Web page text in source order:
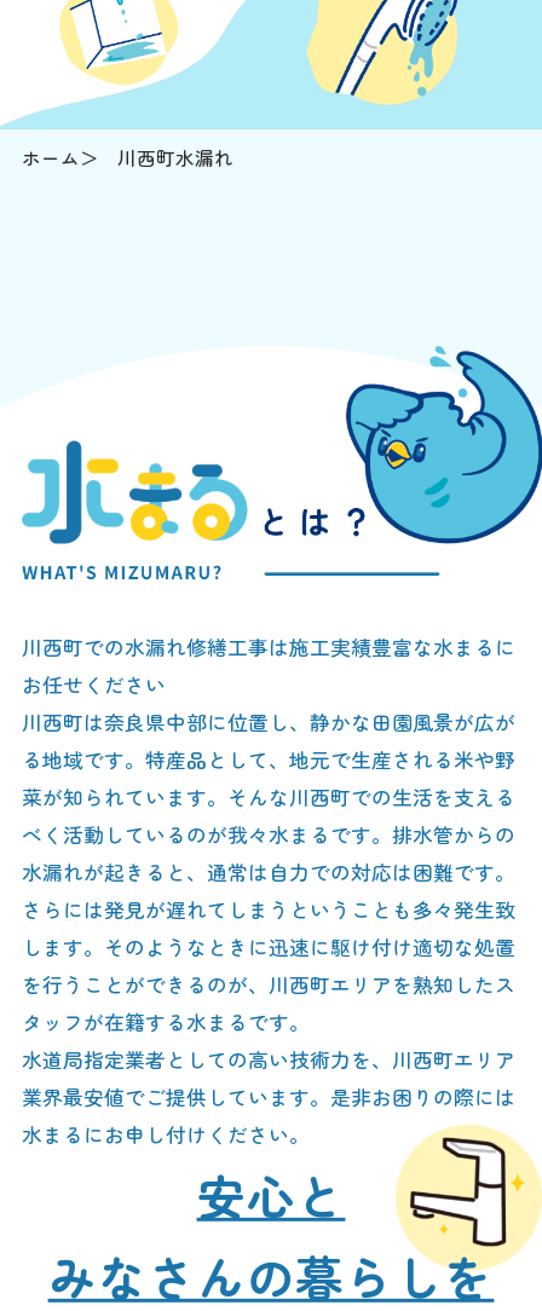
ホーム 川西町水漏れ
川西町での水漏れ修繕工事は施工実績豊富な水まるに
お任せください
川西町は奈良県中部に位置し、静かな田園風景が広が
る地域です。特産品として、地元で生産される米や野
菜が知られています。そんな川西町での生活を支える
べく活動しているのが我々水まるです。排水管からの
水漏れが起きると、通常は自力での対応は困難です。
さらには発見が遅れてしまうということも多々発生致
します。そのようなときに迅速に駆け付け適切な処置
を行うことができるのが、川西町エリアを熟知したス
タッフが在籍する水まるです。
水道局指定業者としての高い技術力を、川西町エリア
業界最安値でご提供しています。是非お困りの際には
水まるにお申し付けください。
安心と
みなさんの暮らしを